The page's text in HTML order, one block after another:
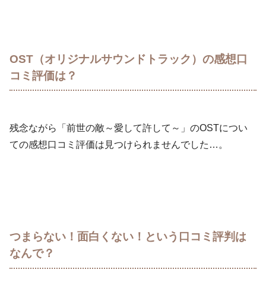
OST（オリジナルサウンドトラック）の感想口
コミ評価は？
残念ながら「前世の敵～愛して許して～」のOSTについ
ての感想口コミ評価は見つけられませんでした…。
つまらない！面白くない！という口コミ評判は
なんで？